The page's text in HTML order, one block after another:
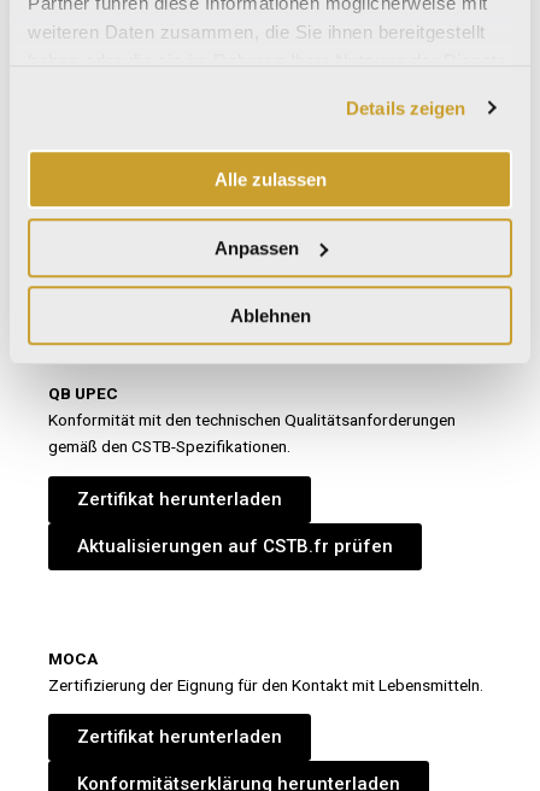
weiteren Daten zusammen, die Sie ihnen bereitgestellt
Details zeigen
Alle zulassen
Anpassen
Ablehnen
Arabien.
Zertifikat herunterladen
QB UPEC
Konformität mit den technischen Qualitätsanforderungen
gemäß den CSTB-Spezifikationen.
Zertifikat herunterladen
Aktualisierungen auf CSTB.fr prüfen
MOCA
Zertifizierung der Eignung für den Kontakt mit Lebensmitteln.
Zertifikat herunterladen
Konformitätserklärung herunterladen